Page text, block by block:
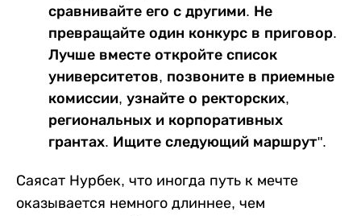
сравнивайте его с другими. Не
превращайте один конкурс в приговор.
Лучше вместе откройте список
университетов, позвоните в приемные
комиссии, узнайте о ректорских,
региональных и корпоративных
грантах. Ищите следующий маршрут".
Саясат Нурбек, что иногда путь к мечте
оказывается немного длиннее, чем